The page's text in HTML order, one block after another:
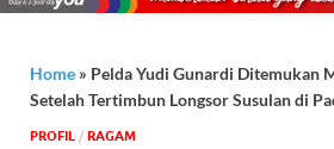
Home » Pelda Yudi Gunardi Ditemukan
Setelah Tertimbun Longsor Susulan di
PROFIL / ‎RAGAM